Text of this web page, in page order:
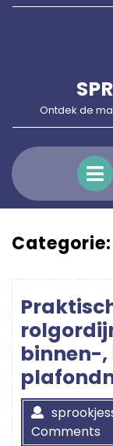
Skip
Ontdek de
Categorie:
binnen-
Comments